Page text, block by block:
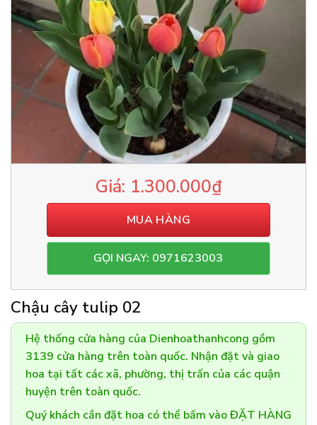
1.300.000₫
MUA HÀNG
GỌI NGAY: 0971623003
Chậu cây tulip 02
Hệ thống cửa hàng của Dienhoathanhcong gồm
3139 cửa hàng trên toàn quốc. Nhận đặt và giao
hoa tại tất các xã, phường, thị trấn của các quận
huyện trên toàn quốc.
Quý khách cần đặt hoa có thể bấm vào ĐẶT HÀNG